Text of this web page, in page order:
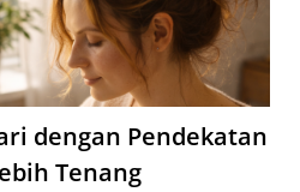
dengan Pendekatan
Tenang